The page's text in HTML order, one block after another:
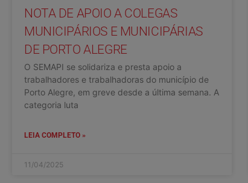
NOTA DE APOIO A COLEGAS
MUNICIPÁRIOS E MUNICIPÁRIAS
DE PORTO ALEGRE
O SEMAPI se solidariza e presta apoio a
trabalhadores e trabalhadoras do município de
Porto Alegre, em greve desde a última semana. A
categoria luta
LEIA COMPLETO »
11/04/2025